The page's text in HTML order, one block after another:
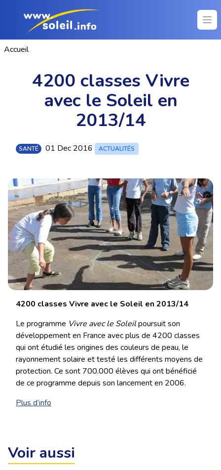
Accueil
4200 classes Vivre
avec le Soleil en
2013/14
SANTÉ 01 Dec 2016 ACTUALITÉS
4200 classes Vivre avec le Soleil en 2013/14
Le programme Vivre avec le Soleilpoursuit son
développement en France avec plus de 4200 classes
qui ont étudié les origines des couleurs de peau, le
rayonnement solaire et testé les différents moyens de
protection. Ce sont 700.000 élèves qui ont bénéficié
de ce programme depuis son lancement en 2006.
Plus d’info
Voir aussi